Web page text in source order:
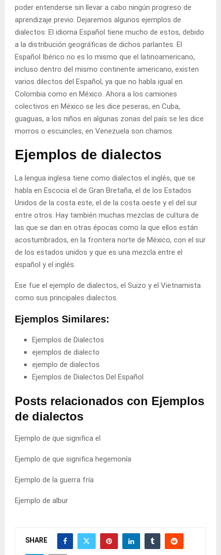
poder entenderse sin llevar a cabo ningún progreso de
aprendizaje previo. Dejaremos algunos ejemplos de
dialectos: El idioma Español tiene mucho de estos, debido
a la distribución geográficas de dichos parlantes. El
Español Ibérico no es lo mismo que el latinoamericano,
incluso dentro del mismo continente americano, existen
varios dilectos del Español, ya que no habla igual en
Colombia como en México. Ahora a los camiones
colectivos en México se les dice peseras, en Cuba,
guaguas, a los niños en algunas zonas del país se les dice
morros o escuincles, en Venezuela son chamos.
Ejemplos de dialectos
La lengua inglesa tiene como dialectos el inglés, que se
habla en Escocia el de Gran Bretaña, el de los Estados
Unidos de la costa este, el de la costa oeste y el del sur
entre otros. Hay también muchas mezclas de cultura de
las que se dan en otras épocas como la que ellos están
acostumbrados, en la frontera norte de México, con el sur
de los estados unidos y que es una mezcla entre el
español y el inglés.
Ese fue el ejemplo de dialectos, el Suizo y el Vietnamista
como sus principales dialectos.
Ejemplos Similares:
Ejemplos de Dialectos
ejemplos de dialecto
ejemplo de dialectos
Ejemplos de Dialectos Del Español
Posts relacionados con Ejemplos
de dialectos
Ejemplo de que significa el
Ejemplo de que significa hegemonía
Ejemplo de la guerra fría
Ejemplo de albur
SHARE